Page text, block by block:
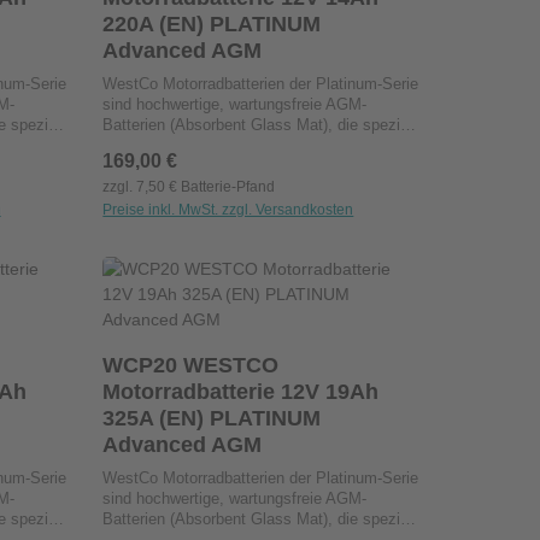
Einbaupositionen: Kann in verschiedenen
Lagen installiert werden.
Serie
speziell
für
220A (EN) PLATINUM
Advanced AGM
WestCo Motorradbatterien der Platinum-Serie
sind hochwertige, wartungsfreie AGM-
Batterien (Absorbent Glass Mat), die speziell
Elektrolyt wird in einem Glasfaservlies
gebunden, was zu einem niedrigeren
Innenwiderstand im Vergleich zu
Zuverlässigkeit, insbesondere für Harley-
Davidson-Modelle. Wartungsfrei: Kein
Nachfüllen von Flüssigkeiten
erforderlich.Vibrations- und Hitzebeständig:
Leistung.Minimale Selbstentladung: Ideal für
längere Standzeiten.Vielseitige
Einbaupositionen: Kann in verschiedenen
Lagen installiert werden.
Regulärer Preis:
169,00 €
zzgl. 7,50 € Batterie-Pfand
Preise inkl. MwSt. zzgl. Versandkosten
oder benutze die Schaltflächen um die
den gewünschten Wert ein oder
Serie
speziell
Produkt Anzahl: Gib den
Stck
WCP20 WESTCO
Motorradbatterie 12V 19Ah
325A (EN) PLATINUM
Advanced AGM
WestCo Motorradbatterien der Platinum-Serie
sind hochwertige, wartungsfreie AGM-
Batterien (Absorbent Glass Mat), die speziell